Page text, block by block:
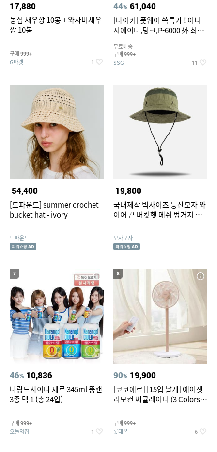
17,880
농심 새우깡 10봉 + 와사비새우
깡 10봉
구매 999+
G마켓 1
44% 61,040
[나이키] 풋웨어 쓱특가 ! 이니
시에이터,덩크,P-6000 外 최대
무료배송
구매 999+
SSG 11
54,400
[드파운드] summer crochet
bucket hat - ivory
드파운드
19,800
국내제작 빅사이즈 등산모자 와
이어 끈 버킷햇 메쉬 벙거지 산
모자모자
7
46% 10,836
나랑드사이다 제로 345ml 뚱캔
3종 택 1 (총 24입)
구매 999+
오늘의집 1
8
90% 19,900
[코코에르] [15엽 날개] 에어젯
리모컨 써큘레이터 (3 Colors
구매 999+
롯데온 6